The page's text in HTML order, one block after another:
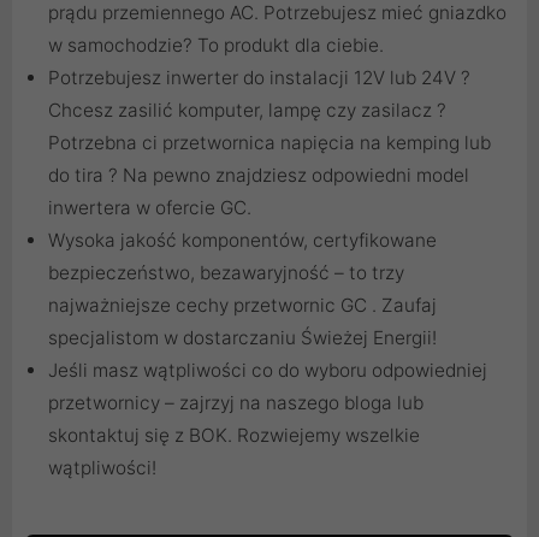
prądu przemiennego AC. Potrzebujesz mieć gniazdko
w samochodzie? To produkt dla ciebie.
Potrzebujesz inwerter do instalacji 12V lub 24V ?
Chcesz zasilić komputer, lampę czy zasilacz ?
Potrzebna ci przetwornica napięcia na kemping lub
do tira ? Na pewno znajdziesz odpowiedni model
inwertera w ofercie GC.
Wysoka jakość komponentów, certyfikowane
bezpieczeństwo, bezawaryjność – to trzy
najważniejsze cechy przetwornic GC . Zaufaj
specjalistom w dostarczaniu Świeżej Energii!
Jeśli masz wątpliwości co do wyboru odpowiedniej
przetwornicy – zajrzyj na naszego bloga lub
skontaktuj się z BOK. Rozwiejemy wszelkie
wątpliwości!